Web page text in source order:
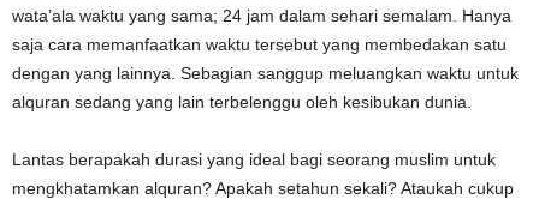
wata’ala waktu yang sama; 24 jam dalam sehari semalam. Hanya
saja cara memanfaatkan waktu tersebut yang membedakan satu
dengan yang lainnya. Sebagian sanggup meluangkan waktu untuk
alquran sedang yang lain terbelenggu oleh kesibukan dunia.
Lantas berapakah durasi yang ideal bagi seorang muslim untuk
mengkhatamkan alquran? Apakah setahun sekali? Ataukah cukup